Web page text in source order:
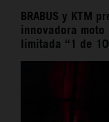
BRABUS y KTM
innovadora
limitada “1 de